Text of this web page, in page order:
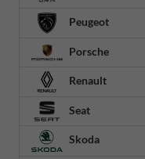
Peugeot
Porsche
Renault
Seat
Skoda